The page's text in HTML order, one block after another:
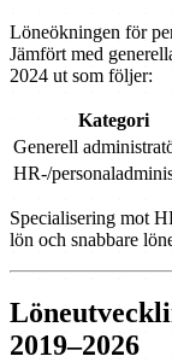
Löneökningen för
Jämfört med
2024 ut som följer:
Kategori
Generell
HR-/
Specialisering mot
lön och snabbare
2019–2026